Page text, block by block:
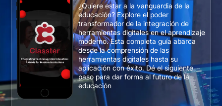
¿Quiere estar a la vanguardia de la
educación? Explore el poder
transformador de la integración de
herramientas digitales en el aprendizaje
moderno. Esta completa guía abarca
desde la comprensión de las
herramientas digitales hasta su
aplicación con éxito. Dé el siguiente
paso para dar forma al futuro de la
educación